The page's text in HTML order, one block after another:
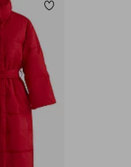
Dodaj do